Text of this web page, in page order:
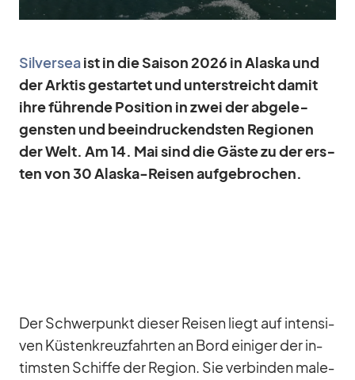
Sil­ver­seaist in die Sai­son 2026 in Alaska und
der Ark­tis ge­star­tet und un­ter­streicht da­mit
ihre füh­rende Po­si­tion in zwei der ab­ge­le­
gens­ten und be­ein­dru­ckends­ten Re­gio­nen
der Welt. Am 14. Mai sind die Gäste zu der ers­
ten von 30 Alaska-Rei­sen auf­ge­bro­chen.
Der Schwer­punkt die­ser Rei­sen liegt auf in­ten­si­
ven Küs­ten­kreuz­fahr­ten an Bord ei­ni­ger der in­
tims­ten Schiffe der Re­gion. Sie ver­bin­den ma­le­